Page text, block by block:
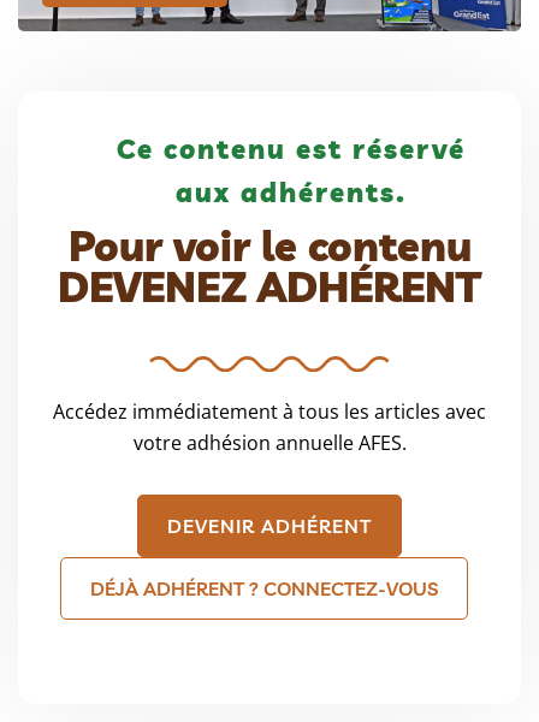
Ce contenu est réservé
aux adhérents.
Pour voir le contenu
DEVENEZ ADHÉRENT
Accédez immédiatement à tous les articles avec
votre adhésion annuelle AFES.
DEVENIR ADHÉRENT
DÉJÀ ADHÉRENT ? CONNECTEZ-VOUS